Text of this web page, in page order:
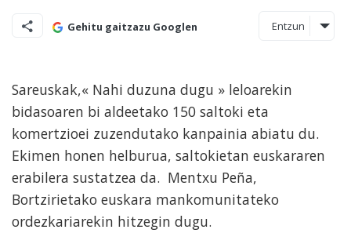
Gehitu gaitzazu Googlen Entzun
Sareuskak,« Nahi duzuna dugu » leloarekin
bidasoaren bi aldeetako 150 saltoki eta
komertzioei zuzendutako kanpainia abiatu du.
Ekimen honen helburua, saltokietan euskararen
erabilera sustatzea da. Mentxu Peña,
Bortzirietako euskara mankomunitateko
ordezkariarekin hitzegin dugu.